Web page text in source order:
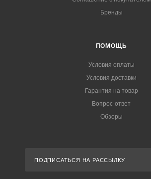
Бренды
ПОМОЩЬ
Условия оплаты
Условия доставки
Гарантия на товар
Вопрос-ответ
Обзоры
ПОДПИСАТЬСЯ НА РАССЫЛКУ